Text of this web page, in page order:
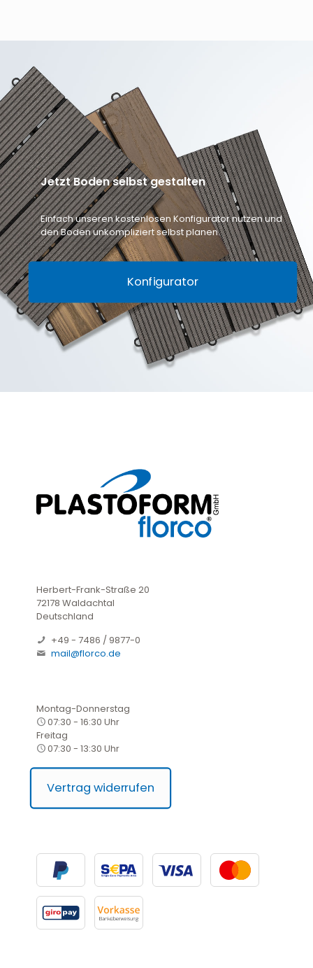
Jetzt Boden selbst gestalten
Einfach unseren kostenlosen Konfigurator nutzen und
den Boden unkompliziert selbst planen.
Konfigurator
Herbert-Frank-Straße 20
72178 Waldachtal
Deutschland
+49 - 7486 / 9877-0
mail@florco.de
Montag-Donnerstag
07:30 - 16:30 Uhr
Freitag
07:30 - 13:30 Uhr
Vertrag widerrufen